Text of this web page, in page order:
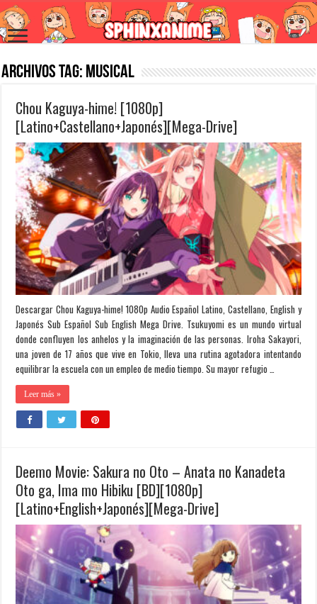
Archivos Tag: Musical
Chou Kaguya-hime! [1080p]
[Latino+Castellano+Japonés][Mega-Drive]
Descargar Chou Kaguya-hime! 1080p Audio Español Latino, Castellano, English y
Japonés Sub Español Sub English Mega Drive. Tsukuyomi es un mundo virtual
donde confluyen los anhelos y la imaginación de las personas. Iroha Sakayori,
una joven de 17 años que vive en Tokio, lleva una rutina agotadora intentando
equilibrar la escuela con un empleo de medio tiempo. Su mayor refugio …
Leer más »
Deemo Movie: Sakura no Oto – Anata no Kanadeta
Oto ga, Ima mo Hibiku [BD][1080p]
[Latino+English+Japonés][Mega-Drive]